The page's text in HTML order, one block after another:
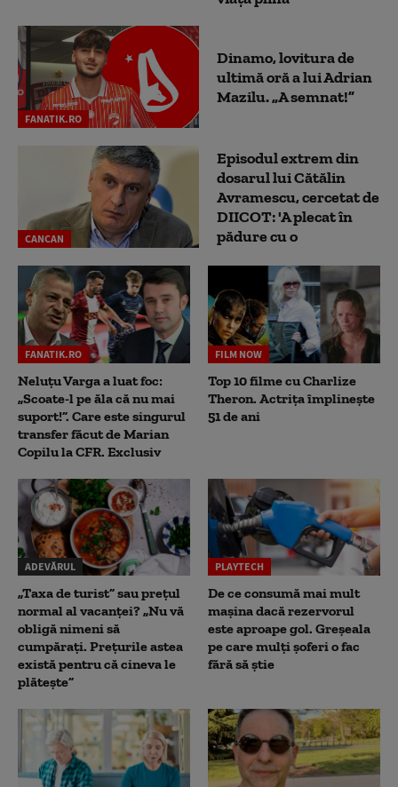
FANATIK.RO
Dinamo, lovitura de
ultimă oră a lui Adrian
Mazilu. „A semnat!”
CANCAN
Episodul extrem din
dosarul lui Cătălin
Avramescu, cercetat de
DIICOT: 'A plecat în
pădure cu o
FANATIK.RO
Neluțu Varga a luat foc:
„Scoate-l pe ăla că nu mai
suport!”. Care este singurul
transfer făcut de Marian
Copilu la CFR. Exclusiv
FILM NOW
Top 10 filme cu Charlize
Theron. Actrița împlinește
51 de ani
ADEVĂRUL
„Taxa de turist” sau prețul
normal al vacanței? „Nu vă
obligă nimeni să
cumpărați. Prețurile astea
există pentru că cineva le
plătește”
PLAYTECH
De ce consumă mai mult
mașina dacă rezervorul
este aproape gol. Greșeala
pe care mulți șoferi o fac
fără să știe